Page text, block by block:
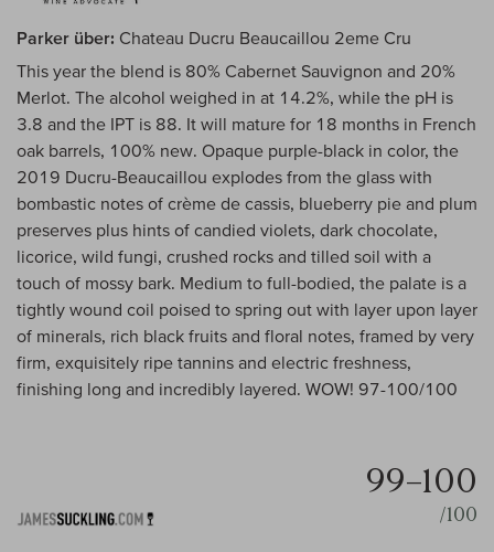
Parker über: Chateau Ducru Beaucaillou 2eme Cru
This year the blend is 80% Cabernet Sauvignon and 20%
Merlot. The alcohol weighed in at 14.2%, while the pH is
3.8 and the IPT is 88. It will mature for 18 months in French
oak barrels, 100% new. Opaque purple-black in color, the
2019 Ducru-Beaucaillou explodes from the glass with
bombastic notes of crème de cassis, blueberry pie and plum
preserves plus hints of candied violets, dark chocolate,
licorice, wild fungi, crushed rocks and tilled soil with a
touch of mossy bark. Medium to full-bodied, the palate is a
tightly wound coil poised to spring out with layer upon layer
of minerals, rich black fruits and floral notes, framed by very
firm, exquisitely ripe tannins and electric freshness,
finishing long and incredibly layered. WOW! 97-100/100
99–100
/100